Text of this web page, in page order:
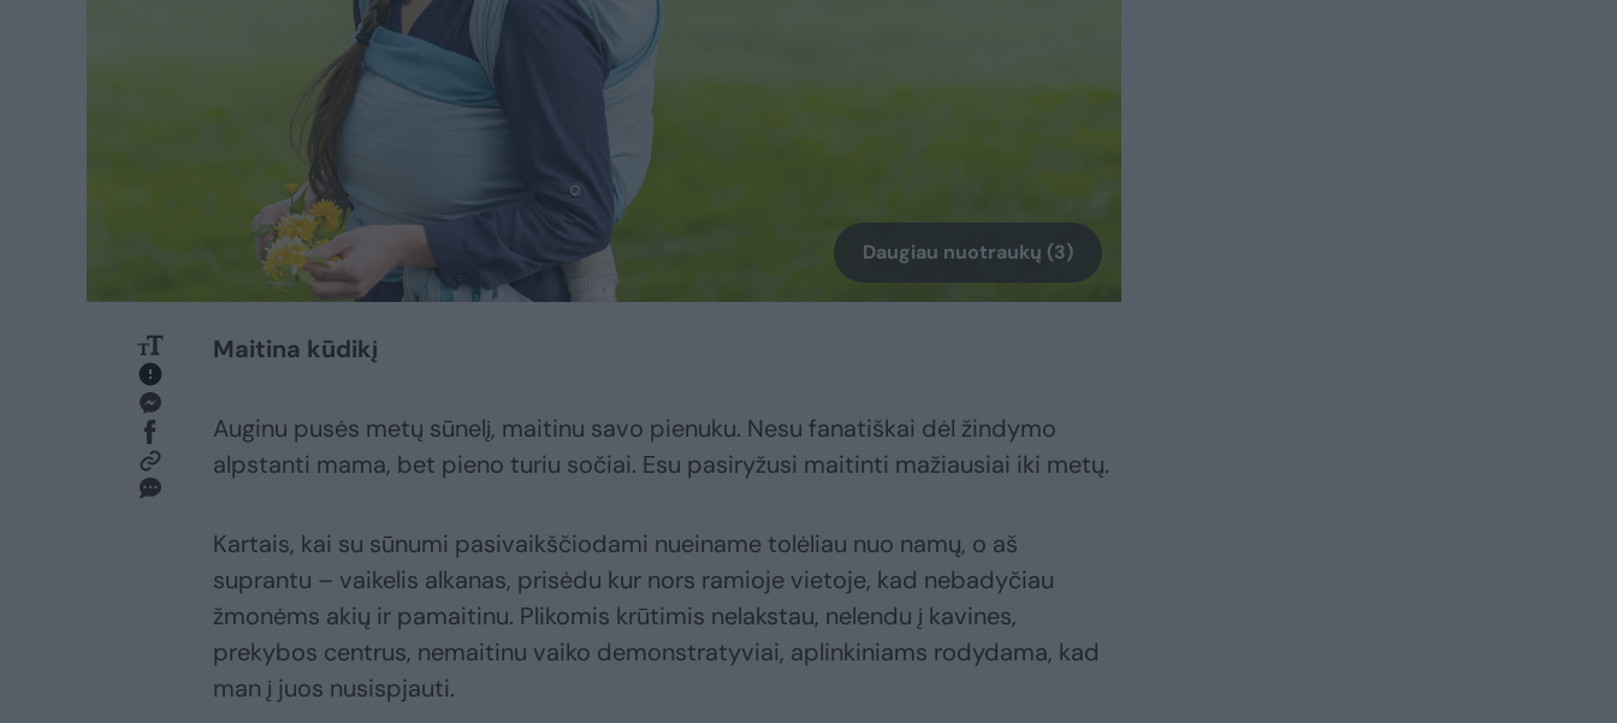
Daugiau nuotraukų (3)
Maitina kūdikį
Auginu pusės metų sūnelį, maitinu savo pienuku. Nesu fanatiškai dėl žindymo
alpstanti mama, bet pieno turiu sočiai. Esu pasiryžusi maitinti mažiausiai iki metų.
Kartais, kai su sūnumi pasivaikščiodami nueiname tolėliau nuo namų, o aš
suprantu – vaikelis alkanas, prisėdu kur nors ramioje vietoje, kad nebadyčiau
žmonėms akių ir pamaitinu. Plikomis krūtimis nelakstau, nelendu į kavines,
prekybos centrus, nemaitinu vaiko demonstratyviai, aplinkiniams rodydama, kad
man į juos nusispjauti.